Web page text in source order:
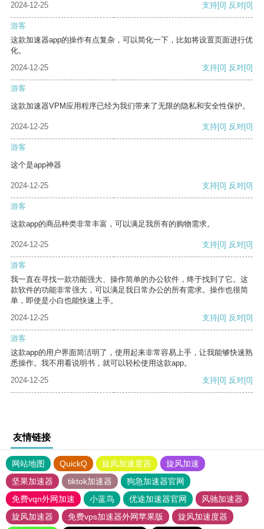
2024-12-25 支持[0] 反对[0]
游客
这款加速器app的操作有点复杂，可以简化一下，比如将设置页面进行优
化。
2024-12-25
支持[0] 反对[0]
游客
这款加速器VPM应用程序已经为我们带来了无限的隐私和安全性保护。
2024-12-25 支持[0] 反对[0]
游客
这个是app神器
2024-12-25 支持[0] 反对[0]
游客
这款app的商品种类非常丰富，可以满足我所有的购物需求。
2024-12-25 支持[0] 反对[0]
游客
我一直在寻找一款功能强大、操作简单的办公软件，终于找到了它。这
款软件的功能非常强大，可以满足我日常办公的所有需求。操作也很简
单，即使是小白也能快速上手。
2024-12-25
支持[0] 反对[0]
游客
这款app的用户界面简洁明了，使用起来非常容易上手，让我能够快速熟
悉操作。我不用看说明书，就可以轻松使用这款app。
2024-12-25
支持[0] 反对[0]
友情链接
网站地图 QuickQ 旋风加速度器
旋风加速
坚果加速器
tiktok加速器
狗急加速器官网
免费vqn外网加速
小蓝鸟 优途加速器官网
风驰加速器
旋风加速器
免费vps加速器外网苹果版
旋风加速度器